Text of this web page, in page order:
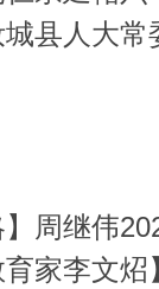
县人大常
】周继伟
育家李文